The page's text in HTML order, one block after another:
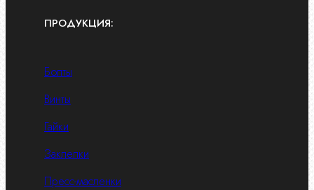
ПРОДУКЦИЯ:
Болты
Винты
Гайки
Заклепки
Пресс-масленки